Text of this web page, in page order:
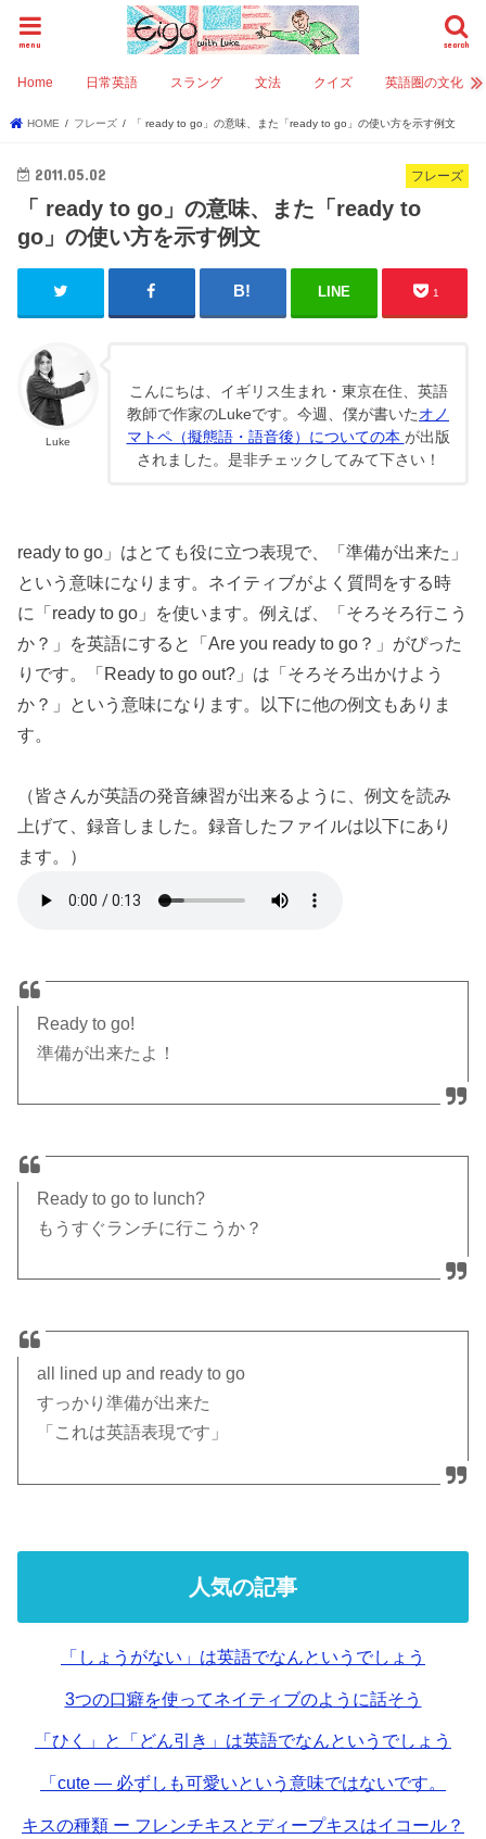
search
menu
Home 日常英語 スラング 文法 クイズ 英語圏の文化
HOME フレーズ 「 ready to go」の意味、また「ready to go」の使い方を示す例文
フレーズ
2011.05.02
「 ready to go」の意味、また「ready to
go」の使い方を示す例文
LINE 1
Luke
こんにちは、イギリス生まれ・東京在住、英語
教師で作家のLukeです。今週、僕が書いたオノ
マトペ（擬態語・語音後）についての本 が出版
されました。是非チェックしてみて下さい！
ready to go」はとても役に立つ表現で、「準備が出来た」
という意味になります。ネイティブがよく質問をする時
に「ready to go」を使います。例えば、「そろそろ行こう
か？」を英語にすると「Are you ready to go？」がぴった
りです。「Ready to go out?」は「そろそろ出かけよう
か？」という意味になります。以下に他の例文もありま
す。
（皆さんが英語の発音練習が出来るように、例文を読み
上げて、録音しました。録音したファイルは以下にあり
ます。）
Ready to go!
準備が出来たよ！
Ready to go to lunch?
もうすぐランチに行こうか？
all lined up and ready to go
すっかり準備が出来た
「これは英語表現です」
人気の記事
「しょうがない」は英語でなんというでしょう
3つの口癖を使ってネイティブのように話そう
「ひく」と「どん引き」は英語でなんというでしょう
「cute — 必ずしも可愛いという意味ではないです。
キスの種類 ー フレンチキスとディープキスはイコール？